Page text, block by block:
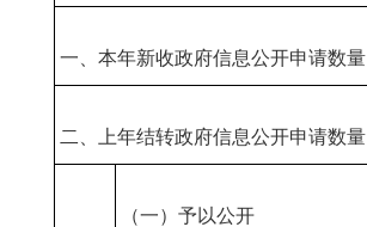
一、本年新收政府信息公开申请数量
二、上年结转政府信息公开申请数量
（一）予以公开